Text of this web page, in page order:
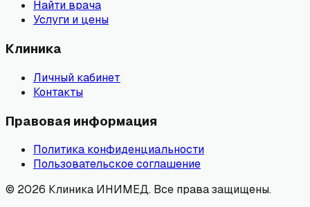
Найти врача
Услуги и цены
Клиника
Личный кабинет
Контакты
Правовая информация
Политика конфиденциальности
Пользовательское соглашение
© 2026 Клиника ИНИМЕД. Все права защищены.